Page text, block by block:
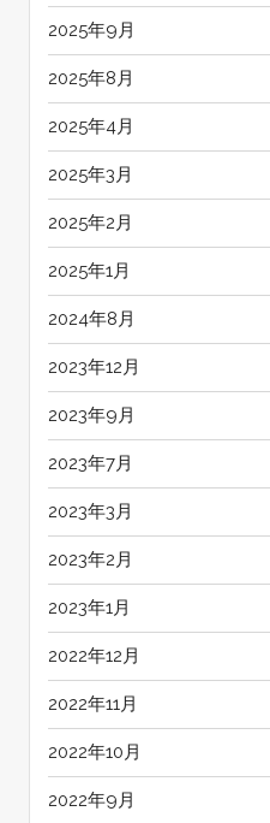
2025年9月
2025年8月
2025年4月
2025年3月
2025年2月
2025年1月
2024年8月
2023年12月
2023年9月
2023年7月
2023年3月
2023年2月
2023年1月
2022年12月
2022年11月
2022年10月
2022年9月